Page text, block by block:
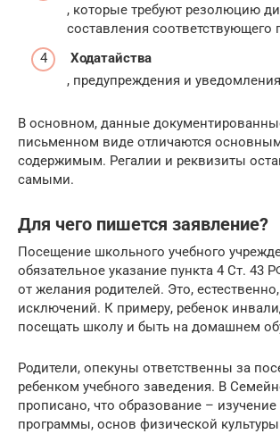
, которые требуют резолюцию
составления соответствующего
Ходатайства
, предупреждения и
В основном, данные
письменном виде отличаются
содержимым. Регалии и реквизиты
самыми.
Для чего пишется заявление?
Посещение школьного учебного
обязательное указание пункта 4 Ст. 43
от желания родителей. Это,
исключений. К примеру, ребенок
посещать школу и быть на домашнем
Родители, опекуны ответственны за
ребенком учебного заведения. В
прописано, что образование –
программы, основ физической